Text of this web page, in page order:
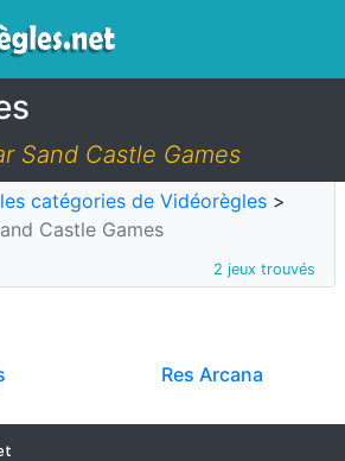
Sand Castle Games
catégories de Vidéorègles >
Castle Games
2 jeux trouvés
Res Arcana